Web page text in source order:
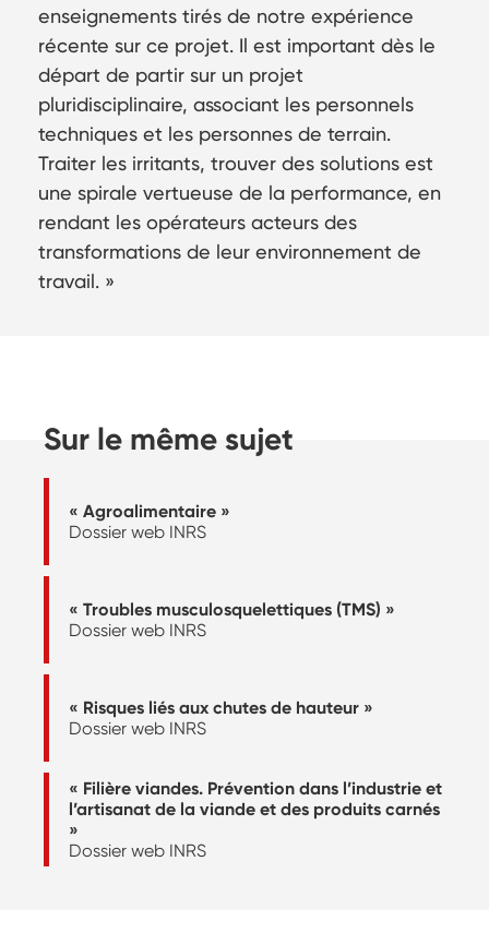
enseignements tirés de notre expérience
récente sur ce projet. Il est important dès le
départ de partir sur un projet
pluridisciplinaire, associant les personnels
techniques et les personnes de terrain.
Traiter les irritants, trouver des solutions est
une spirale vertueuse de la performance, en
rendant les opérateurs acteurs des
transformations de leur environnement de
travail. »
Sur le même sujet
« Agroalimentaire »
Dossier web INRS
« Troubles musculosquelettiques (TMS) »
Dossier web INRS
« Risques liés aux chutes de hauteur »
Dossier web INRS
« Filière viandes. Prévention dans l’industrie et
l’artisanat de la viande et des produits carnés
»
Dossier web INRS